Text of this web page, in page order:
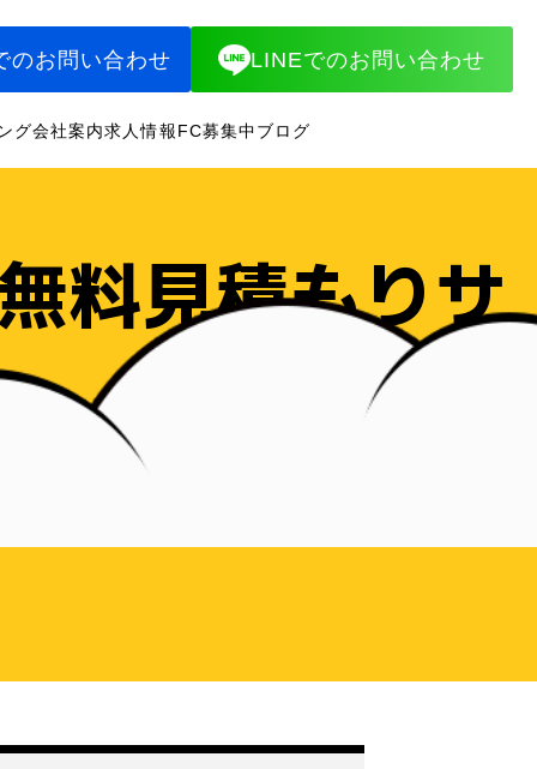
のお問い合わせ LINEでのお問い合わせ
グ会社案内求人情報FC募集中ブログ
料見積もりサ